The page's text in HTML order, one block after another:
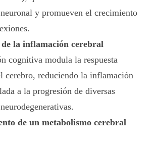
y promueven el crecimiento
la inflamación cerebral
cognitiva modula la respuesta
cerebro, reduciendo la inflamación
a la progresión de diversas
de un metabolismo cerebral